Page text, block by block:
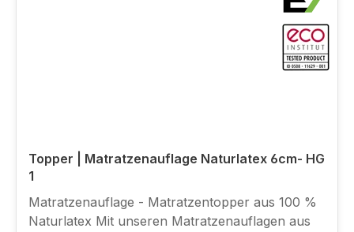
Topper | Matratzenauflage Naturlatex 6cm- HG
1
Matratzenauflage - Matratzentopper aus 100 %
Naturlatex Mit unseren Matratzenauflagen aus